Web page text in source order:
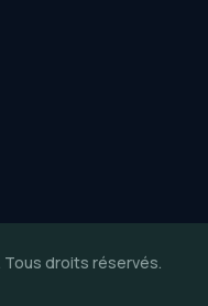
droits réservés.